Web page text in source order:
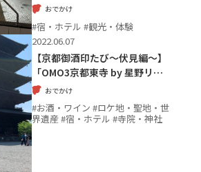
おでかけ
#宿・ホテル #観光・体験
2022.06.07
【京都御酒印たび～伏見編～】
「OMO3京都東寺 by 星野リ…
おでかけ
#お酒・ワイン #ロケ地・聖地・世
界遺産 #宿・ホテル #寺院・神社